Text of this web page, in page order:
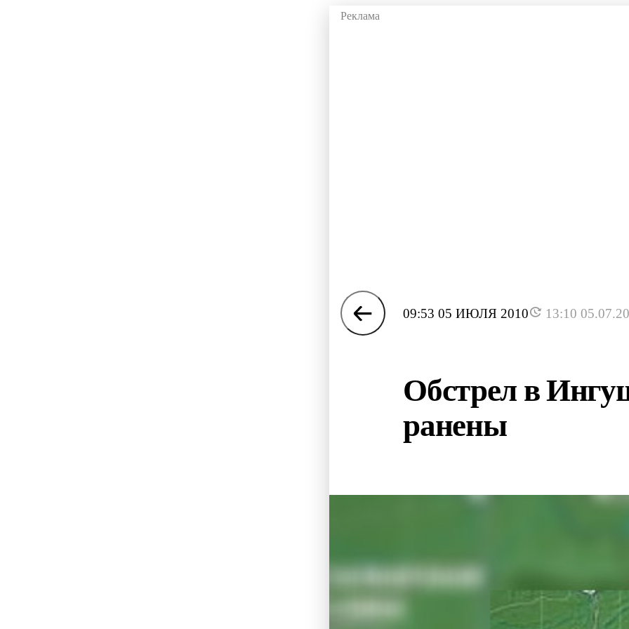
09:53 05 ИЮЛЯ 2010 13:10
Обстрел в
ранены